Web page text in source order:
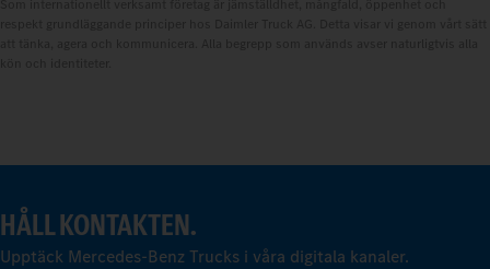
HÅLL KONTAKTEN.
Upptäck Mercedes-Benz Trucks i våra digitala kanaler.